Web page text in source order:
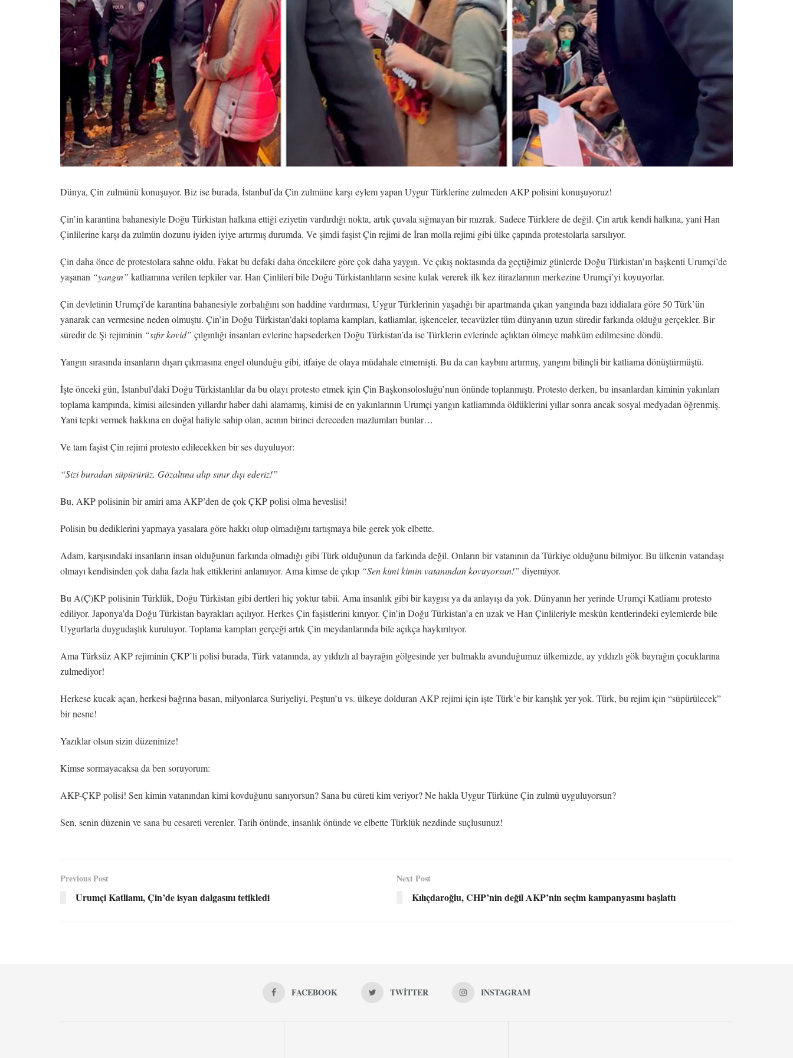
Dünya, Çin zulmünü konuşuyor. Biz ise burada, İstanbul’da Çin zulmüne karşı eylem yapan Uygur Türklerine zulmeden AKP polisini konuşuyoruz!
Çin’in karantina bahanesiyle Doğu Türkistan halkına ettiği eziyetin vardırdığı nokta, artık çuvala sığmayan bir mızrak. Sadece Türklere de değil. Çin artık kendi halkına, yani Han
Çinlilerine karşı da zulmün dozunu iyiden iyiye artırmış durumda. Ve şimdi faşist Çin rejimi de İran molla rejimi gibi ülke çapında protestolarla sarsılıyor.
Çin daha önce de protestolara sahne oldu. Fakat bu defaki daha öncekilere göre çok daha yaygın. Ve çıkış noktasında da geçtiğimiz günlerde Doğu Türkistan’ın başkenti Urumçi’de
yaşanan “yangın” katliamına verilen tepkiler var. Han Çinlileri bile Doğu Türkistanlıların sesine kulak vererek ilk kez itirazlarının merkezine Urumçi’yi koyuyorlar.
Çin devletinin Urumçi’de karantina bahanesiyle zorbalığını son haddine vardırması, Uygur Türklerinin yaşadığı bir apartmanda çıkan yangında bazı iddialara göre 50 Türk’ün
yanarak can vermesine neden olmuştu. Çin’in Doğu Türkistan’daki toplama kampları, katliamlar, işkenceler, tecavüzler tüm dünyanın uzun süredir farkında olduğu gerçekler. Bir
süredir de Şi rejiminin “sıfır kovid” çılgınlığı insanları evlerine hapsederken Doğu Türkistan’da ise Türklerin evlerinde açlıktan ölmeye mahkûm edilmesine döndü.
Yangın sırasında insanların dışarı çıkmasına engel olunduğu gibi, itfaiye de olaya müdahale etmemişti. Bu da can kaybını artırmış, yangını bilinçli bir katliama dönüştürmüştü.
İşte önceki gün, İstanbul’daki Doğu Türkistanlılar da bu olayı protesto etmek için Çin Başkonsolosluğu’nun önünde toplanmıştı. Protesto derken, bu insanlardan kiminin yakınları
toplama kampında, kimisi ailesinden yıllardır haber dahi alamamış, kimisi de en yakınlarının Urumçi yangın katliamında öldüklerini yıllar sonra ancak sosyal medyadan öğrenmiş.
Yani tepki vermek hakkına en doğal haliyle sahip olan, acının birinci dereceden mazlumları bunlar…
Ve tam faşist Çin rejimi protesto edilecekken bir ses duyuluyor:
“Sizi buradan süpürürüz. Gözaltına alıp sınır dışı ederiz!”
Bu, AKP polisinin bir amiri ama AKP’den de çok ÇKP polisi olma heveslisi!
Polisin bu dediklerini yapmaya yasalara göre hakkı olup olmadığını tartışmaya bile gerek yok elbette.
Adam, karşısındaki insanların insan olduğunun farkında olmadığı gibi Türk olduğunun da farkında değil. Onların bir vatanının da Türkiye olduğunu bilmiyor. Bu ülkenin vatandaşı
olmayı kendisinden çok daha fazla hak ettiklerini anlamıyor. Ama kimse de çıkıp “Sen kimi kimin vatanından kovuyorsun!” diyemiyor.
Bu A(Ç)KP polisinin Türklük, Doğu Türkistan gibi dertleri hiç yoktur tabii. Ama insanlık gibi bir kaygısı ya da anlayışı da yok. Dünyanın her yerinde Urumçi Katliamı protesto
ediliyor. Japonya’da Doğu Türkistan bayrakları açılıyor. Herkes Çin faşistlerini kınıyor. Çin’in Doğu Türkistan’a en uzak ve Han Çinlileriyle meskûn kentlerindeki eylemlerde bile
Uygurlarla duygudaşlık kuruluyor. Toplama kampları gerçeği artık Çin meydanlarında bile açıkça haykırılıyor.
Ama Türksüz AKP rejiminin ÇKP’li polisi burada, Türk vatanında, ay yıldızlı al bayrağın gölgesinde yer bulmakla avunduğumuz ülkemizde, ay yıldızlı gök bayrağın çocuklarına
zulmediyor!
Herkese kucak açan, herkesi bağrına basan, milyonlarca Suriyeliyi, Peştun’u vs. ülkeye dolduran AKP rejimi için işte Türk’e bir karışlık yer yok. Türk, bu rejim için “süpürülecek”
bir nesne!
Yazıklar olsun sizin düzeninize!
Kimse sormayacaksa da ben soruyorum:
AKP-ÇKP polisi! Sen kimin vatanından kimi kovduğunu sanıyorsun? Sana bu cüreti kim veriyor? Ne hakla Uygur Türküne Çin zulmü uyguluyorsun?
Sen, senin düzenin ve sana bu cesareti verenler. Tarih önünde, insanlık önünde ve elbette Türklük nezdinde suçlusunuz!
Previous Post
Urumçi Katliamı, Çin’de isyan dalgasını tetikledi
Next Post
Kılıçdaroğlu, CHP’nin değil AKP’nin seçim kampanyasını başlattı
FACEBOOK TWITTER INSTAGRAM